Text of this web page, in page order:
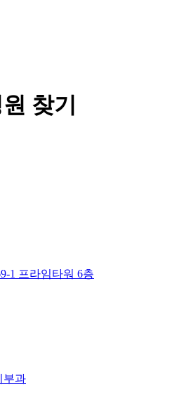
찾기
1 프라임타워 6층
부과